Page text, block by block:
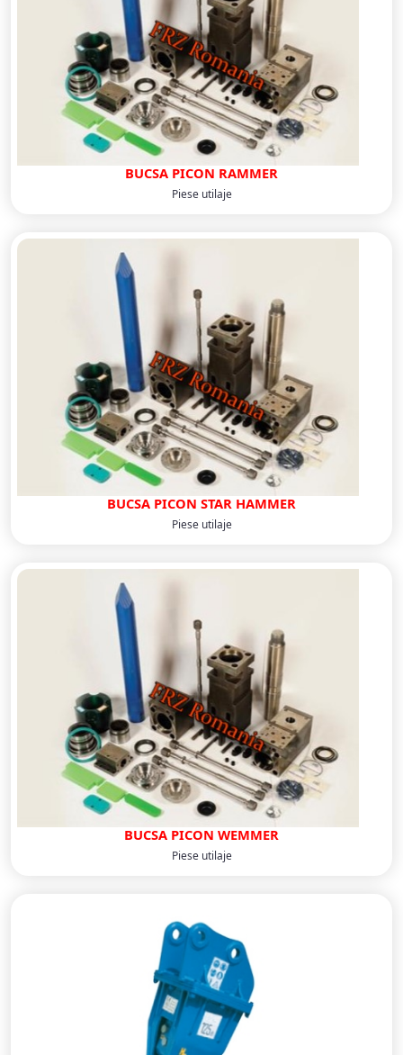
BUCSA PICON RAMMER
Piese utilaje
BUCSA PICON STAR HAMMER
Piese utilaje
BUCSA PICON WEMMER
Piese utilaje